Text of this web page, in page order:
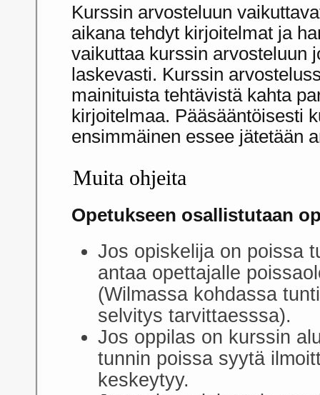
Kurssin arvosteluun
aikana tehdyt kirjoitelmat ja
vaikuttaa kurssin arvosteluun
laskevasti. Kurssin
mainituista tehtävistä kahta
kirjoitelmaa. Pääsääntöisesti
ensimmäinen essee jätetään
Muita ohjeita
Opetukseen osallistutaan
Jos opiskelija on poissa
antaa opettajalle
(Wilmassa kohdassa
selvitys tarvittaesssa).
Jos oppilas on kurssin
tunnin poissa syytä
keskeytyy.